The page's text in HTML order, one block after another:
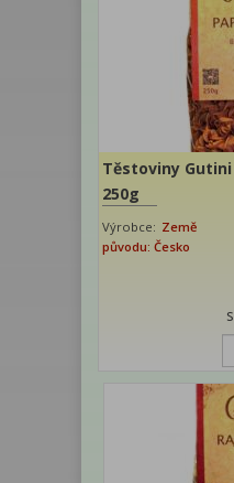
Těstoviny
250g
Výrobce: Země
původu: Česko